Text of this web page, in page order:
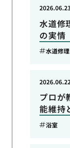
水道修
の実情
水道修理
プロが
能維持
浴室